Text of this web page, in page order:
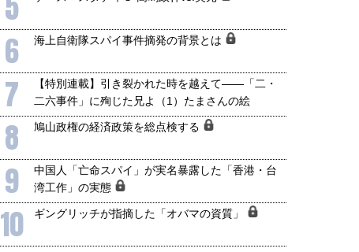
6 海上自衛隊スパイ事件摘発の背景とは
7
【特別連載】引き裂かれた時を越えて――「二・
二六事件」に殉じた兄よ（1）たまさんの絵
8 鳩山政権の経済政策を総点検する
9
中国人「亡命スパイ」が実名暴露した「香港・台
湾工作」の実態
10 ギングリッチが指摘した「オバマの資質」